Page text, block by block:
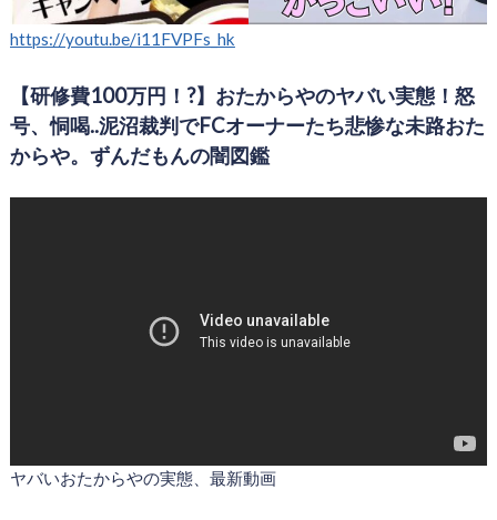
https://youtu.be/i11FVPFs_hk
【研修費100万円！?】おたからやのヤバい実態！怒
号、恫喝..泥沼裁判でFCオーナーたち悲惨な未路おた
からや。ずんだもんの闇図鑑
ヤバいおたからやの実態、最新動画